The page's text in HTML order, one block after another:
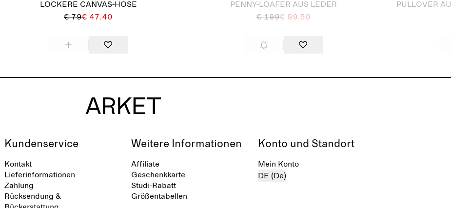
LOCKERE CANVAS-HOSE
€ 79€ 47.40
PENNY-LOAFER AUS LEDER
€ 199€ 99.50
PULLOVER
Kundenservice
Kontakt
Lieferinformationen
Zahlung
Rücksendung &
Weitere Informationen
Affiliate
Geschenkkarte
Studi-Rabatt
Größentabellen
Konto und Standort
Mein Konto
DE (De)